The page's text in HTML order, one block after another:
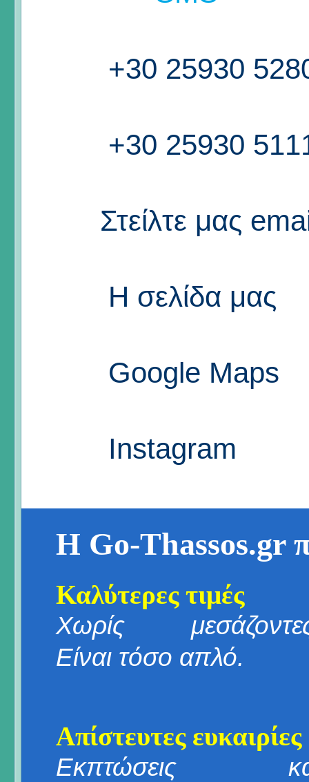
+30 25930
+30 25930
Στείλτε μας
Η σελίδα μας
Google Maps
Instagram
Η Go-Thassos.gr
Καλύτερες τιμές
Χωρίς
Είναι τόσο απλό.
Απίστευτες ευκαιρίες
Εκπτώσεις